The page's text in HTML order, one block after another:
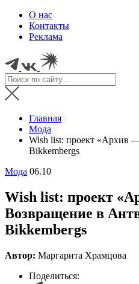
О нас
Контакты
Реклама
Главная
Мода
Wish list: проект «Архив
Bikkembergs
Мода 06.10
Wish list: проект
Возвращение в
Bikkembergs
Автор: Маргарита Храмцова
Поделиться: